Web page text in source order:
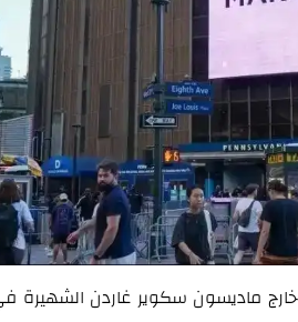
ماديسون سكوير غاردن الشهيرة